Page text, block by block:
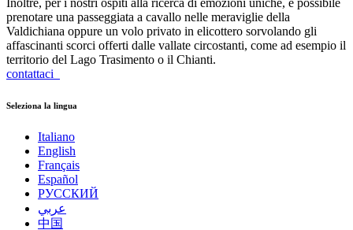
prenotare una passeggiata a cavallo nelle meraviglie della
Valdichiana oppure un volo privato in elicottero sorvolando gli
affascinanti scorci offerti dalle vallate circostanti, come ad esempio il
territorio del Lago Trasimento o il Chianti.
contattaci
Seleziona la lingua
Italiano
English
Français
Español
РУССКИЙ
عربي
中国